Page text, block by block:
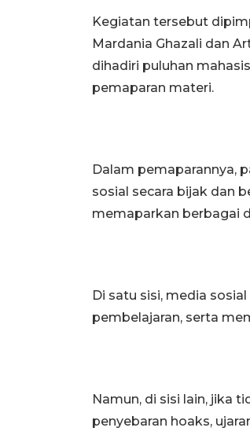
Kegiatan tersebut
Mardania Ghazali dan
dihadiri puluhan
pemaparan materi.
Dalam pemaparannya,
sosial secara bijak dan
memaparkan berbagai
Di satu sisi, media
pembelajaran, serta
Namun, di sisi lain, jika
penyebaran hoaks,